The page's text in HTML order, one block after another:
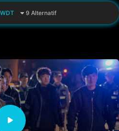
WDT 9 Alternatif